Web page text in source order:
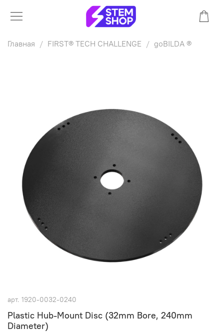
Главная FIRST® TECH CHALLENGE goBILDA ®
арт. 1920-0032-0240
Plastic Hub-Mount Disc (32mm Bore, 240mm
Diameter)